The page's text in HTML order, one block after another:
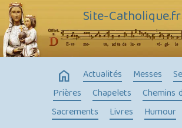
Site-Catholique.fr
home Actualités Messes
Prières
Chapelets
Chemins
Sacrements
Livres Humour